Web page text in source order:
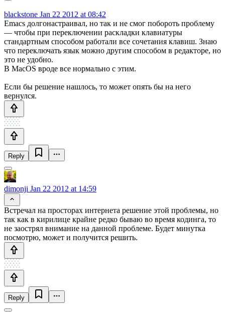
blackstone Jan 22 2012 at 08:42
Emacs долгонастраивал, но так и не смог побороть проблему
— чтобы при переключении раскладки клавиатуры
стандартным способом работали все сочетания клавиш. Знаю
что переключать язык можно другим способом в редакторе, но
это не удобно.
В MacOS вроде все нормально с этим.
Если бы решение нашлось, то может опять бы на него
вернулся.
Reply
dimonji Jan 22 2012 at 14:59
Встречал на просторах интернета решение этой проблемы, но
так как в кирилице крайне редко бываю во время кодинга, то
не заострял внимание на данной проблеме. Будет минутка
посмотрю, может и получится решить.
Reply